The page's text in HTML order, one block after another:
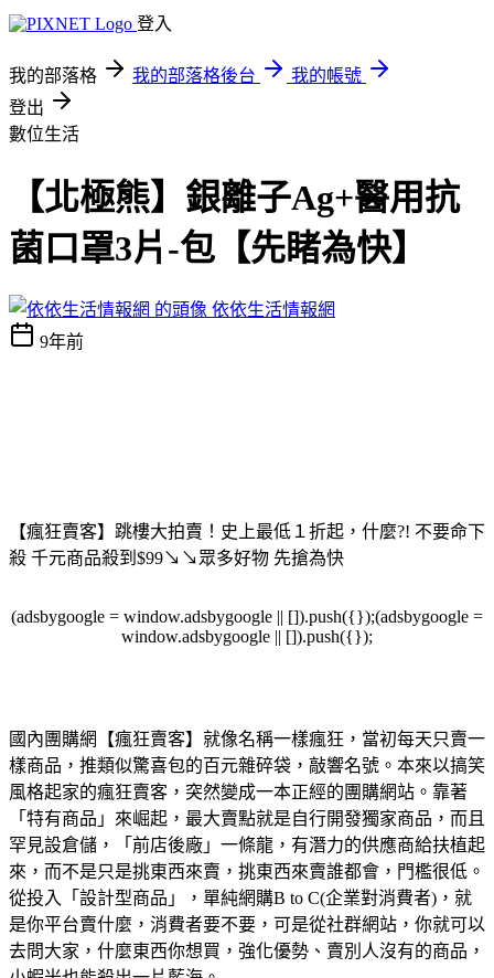
登入
我的部落格 我的部落格後台
我的帳號
登出
數位生活
【北極熊】銀離子Ag+醫用抗
菌口罩3片-包【先睹為快】
依依生活情報網
9年前
【瘋狂賣客】跳樓大拍賣！史上最低１折起，什麼?! 不要命下
殺 千元商品殺到$99↘↘眾多好物 先搶為快
(adsbygoogle = window.adsbygoogle || []).push({});(adsbygoogle =
window.adsbygoogle || []).push({});
國內團購網【瘋狂賣客】就像名稱一樣瘋狂，當初每天只賣一
樣商品，推類似驚喜包的百元雜碎袋，敲響名號。本來以搞笑
風格起家的瘋狂賣客，突然變成一本正經的團購網站。靠著
「特有商品」來崛起，最大賣點就是自行開發獨家商品，而且
罕見設倉儲，「前店後廠」一條龍，有潛力的供應商給扶植起
來，而不是只是挑東西來賣，挑東西來賣誰都會，門檻很低。
從投入「設計型商品」，單純網購B to C(企業對消費者)，就
是你平台賣什麼，消費者要不要，可是從社群網站，你就可以
去問大家，什麼東西你想買，強化優勢、賣別人沒有的商品，